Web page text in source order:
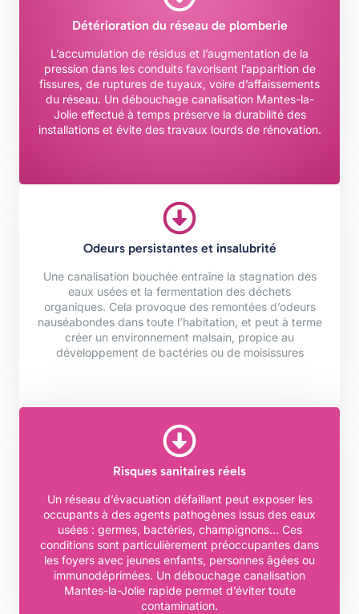
Détérioration du réseau de plomberie
L’accumulation de résidus et l’augmentation de la
pression dans les conduits favorisent l’apparition de
fissures, de ruptures de tuyaux, voire d’affaissements
du réseau. Un débouchage canalisation Mantes-la-
Jolie effectué à temps préserve la durabilité des
installations et évite des travaux lourds de rénovation.
Odeurs persistantes et insalubrité
Une canalisation bouchée entraîne la stagnation des
eaux usées et la fermentation des déchets
organiques. Cela provoque des remontées d’odeurs
nauséabondes dans toute l’habitation, et peut à terme
créer un environnement malsain, propice au
développement de bactéries ou de moisissures
Risques sanitaires réels
Un réseau d’évacuation défaillant peut exposer les
occupants à des agents pathogènes issus des eaux
usées : germes, bactéries, champignons… Ces
conditions sont particulièrement préoccupantes dans
les foyers avec jeunes enfants, personnes âgées ou
immunodéprimées. Un débouchage canalisation
Mantes-la-Jolie rapide permet d’éviter toute
contamination.